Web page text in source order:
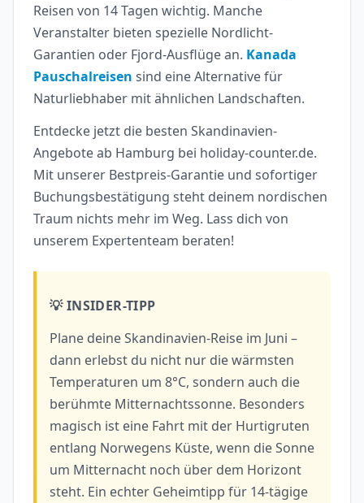
Reisen von 14 Tagen wichtig. Manche
Veranstalter bieten spezielle Nordlicht-
Garantien oder Fjord-Ausflüge an. Kanada
Pauschalreisen sind eine Alternative für
Naturliebhaber mit ähnlichen Landschaften.
Entdecke jetzt die besten Skandinavien-
Angebote ab Hamburg bei holiday-counter.de.
Mit unserer Bestpreis-Garantie und sofortiger
Buchungsbestätigung steht deinem nordischen
Traum nichts mehr im Weg. Lass dich von
unserem Expertenteam beraten!
💡 INSIDER-TIPP
Plane deine Skandinavien-Reise im Juni –
dann erlebst du nicht nur die wärmsten
Temperaturen um 8°C, sondern auch die
berühmte Mitternachtssonne. Besonders
magisch ist eine Fahrt mit der Hurtigruten
entlang Norwegens Küste, wenn die Sonne
um Mitternacht noch über dem Horizont
steht. Ein echter Geheimtipp für 14-tägige